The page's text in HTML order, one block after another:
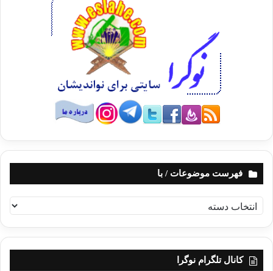
فهرست موضوعات / با
ه
ر
کانال تلگرام نوگرا